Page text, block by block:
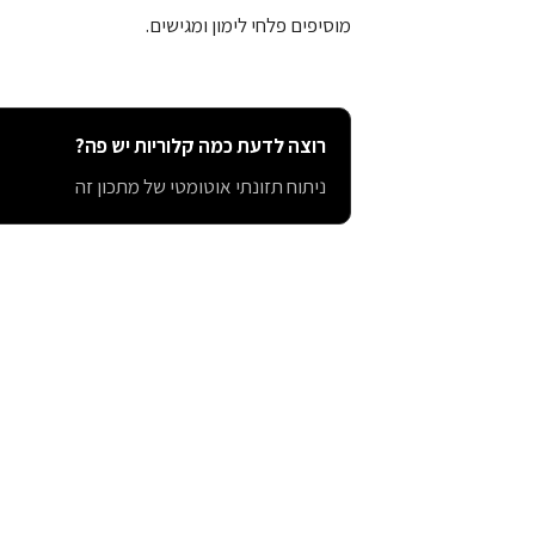
מוסיפים פלחי לימון ומגישים.
רוצה לדעת כמה קלוריות יש פה?
ניתוח תזונתי אוטומטי של מתכון זה